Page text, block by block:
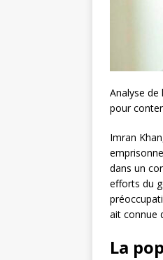
Analyse de
pour
Imran
dans un
efforts du
ait connue
La